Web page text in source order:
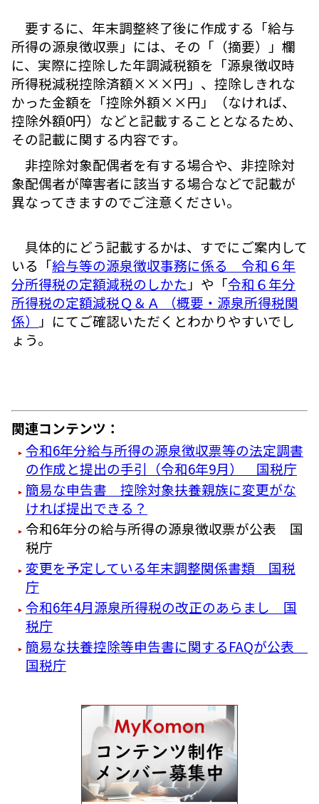
要するに、年末調整終了後に作成する「給与
所得の源泉徴収票」には、その「（摘要）」欄
に、実際に控除した年調減税額を「源泉徴収時
所得税減税控除済額×××円」、控除しきれな
かった金額を「控除外額××円」（なければ、
控除外額0円）などと記載することとなるため、
その記載に関する内容です。
非控除対象配偶者を有する場合や、非控除対
象配偶者が障害者に該当する場合などで記載が
異なってきますのでご注意ください。
具体的にどう記載するかは、すでにご案内して
いる「給与等の源泉徴収事務に係る 令和６年
分所得税の定額減税のしかた 」や「令和６年分
所得税の定額減税Ｑ＆Ａ （概要・源泉所得税関
係）
」にてご確認いただくとわかりやすいでし
ょう。
関連コンテンツ：
令和6年分給与所得の源泉徴収票等の法定調書
の作成と提出の手引（令和6年9月） 国税庁
簡易な申告書 控除対象扶養親族に変更がな
ければ提出できる？
令和6年分の給与所得の源泉徴収票が公表 国
税庁
変更を予定している年末調整関係書類 国税
庁
令和6年4月源泉所得税の改正のあらまし 国
税庁
簡易な扶養控除等申告書に関するFAQが公表
国税庁